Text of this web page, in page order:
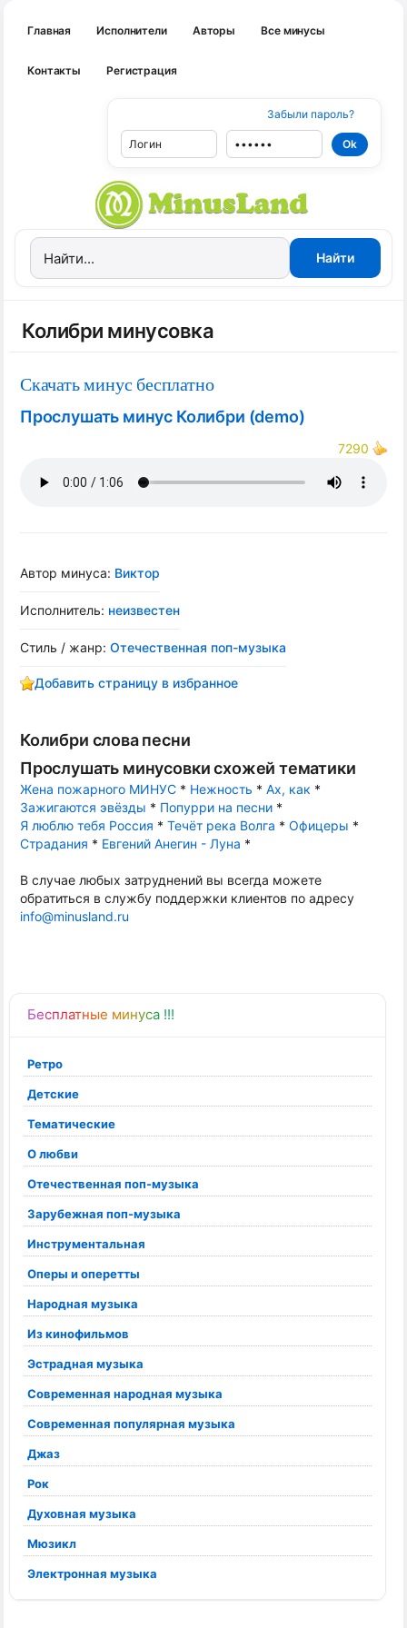
Главная Исполнители Авторы Все минусы
Контакты Регистрация
Забыли пароль?
Бесплатные минуса !!!
Ретро
Детские
Тематические
О любви
Отечественная поп-музыка
Зарубежная поп-музыка
Инструментальная
Оперы и оперетты
Народная музыка
Из кинофильмов
Эстрадная музыка
Современная народная музыка
Современная популярная музыка
Джаз
Рок
Духовная музыка
Мюзикл
Электронная музыка
Колибри минусовка
Скачать минус бесплатно
Прослушать минус Колибри (demo)
7290
Автор минуса: Виктор
Исполнитель: неизвестен
Стиль / жанр: Отечественная поп-музыка
Добавить страницу в избранное
Колибри слова песни
Прослушать минусовки схожей тематики
Жена пожарного МИНУС * Нежность * Ах, как *
Зажигаются эвёзды * Попурри на песни *
Я люблю тебя Россия * Течёт река Волга * Офицеры *
Страдания * Евгений Анегин - Луна *
В случае любых затруднений вы всегда можете
обратиться в службу поддержки клиентов по адресу
info@minusland.ru